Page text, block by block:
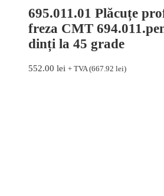
695.011.01 Plăcuțe
freza CMT
dinți la 45 grade
552.00 lei + TVA (667.92 lei)